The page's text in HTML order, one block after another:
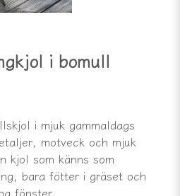
i bomull
i mjuk gammaldags
motveck och mjuk
kjol som känns som
bara fötter i gräset och
fönster.